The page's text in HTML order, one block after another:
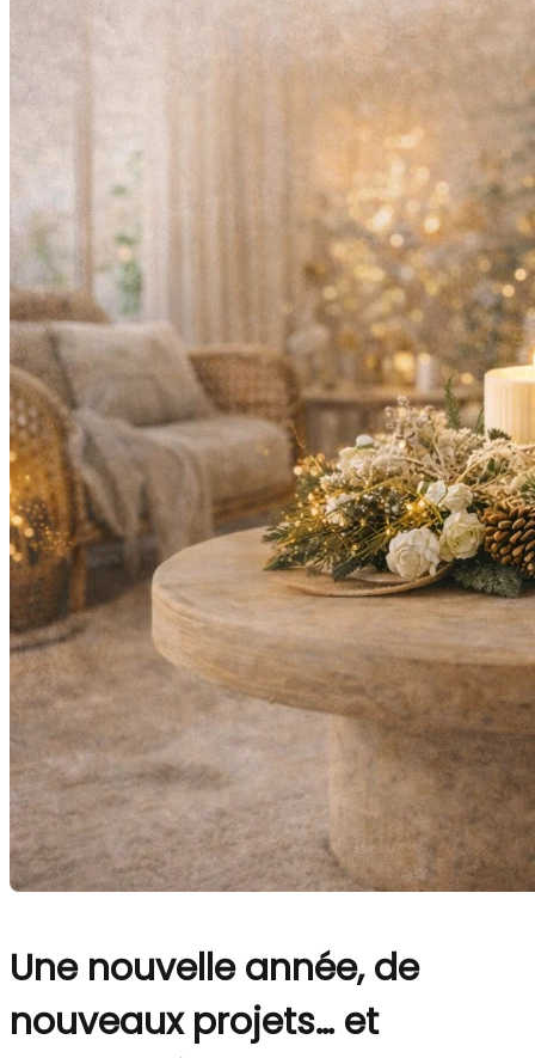
Une nouvelle année, de
nouveaux projets… et